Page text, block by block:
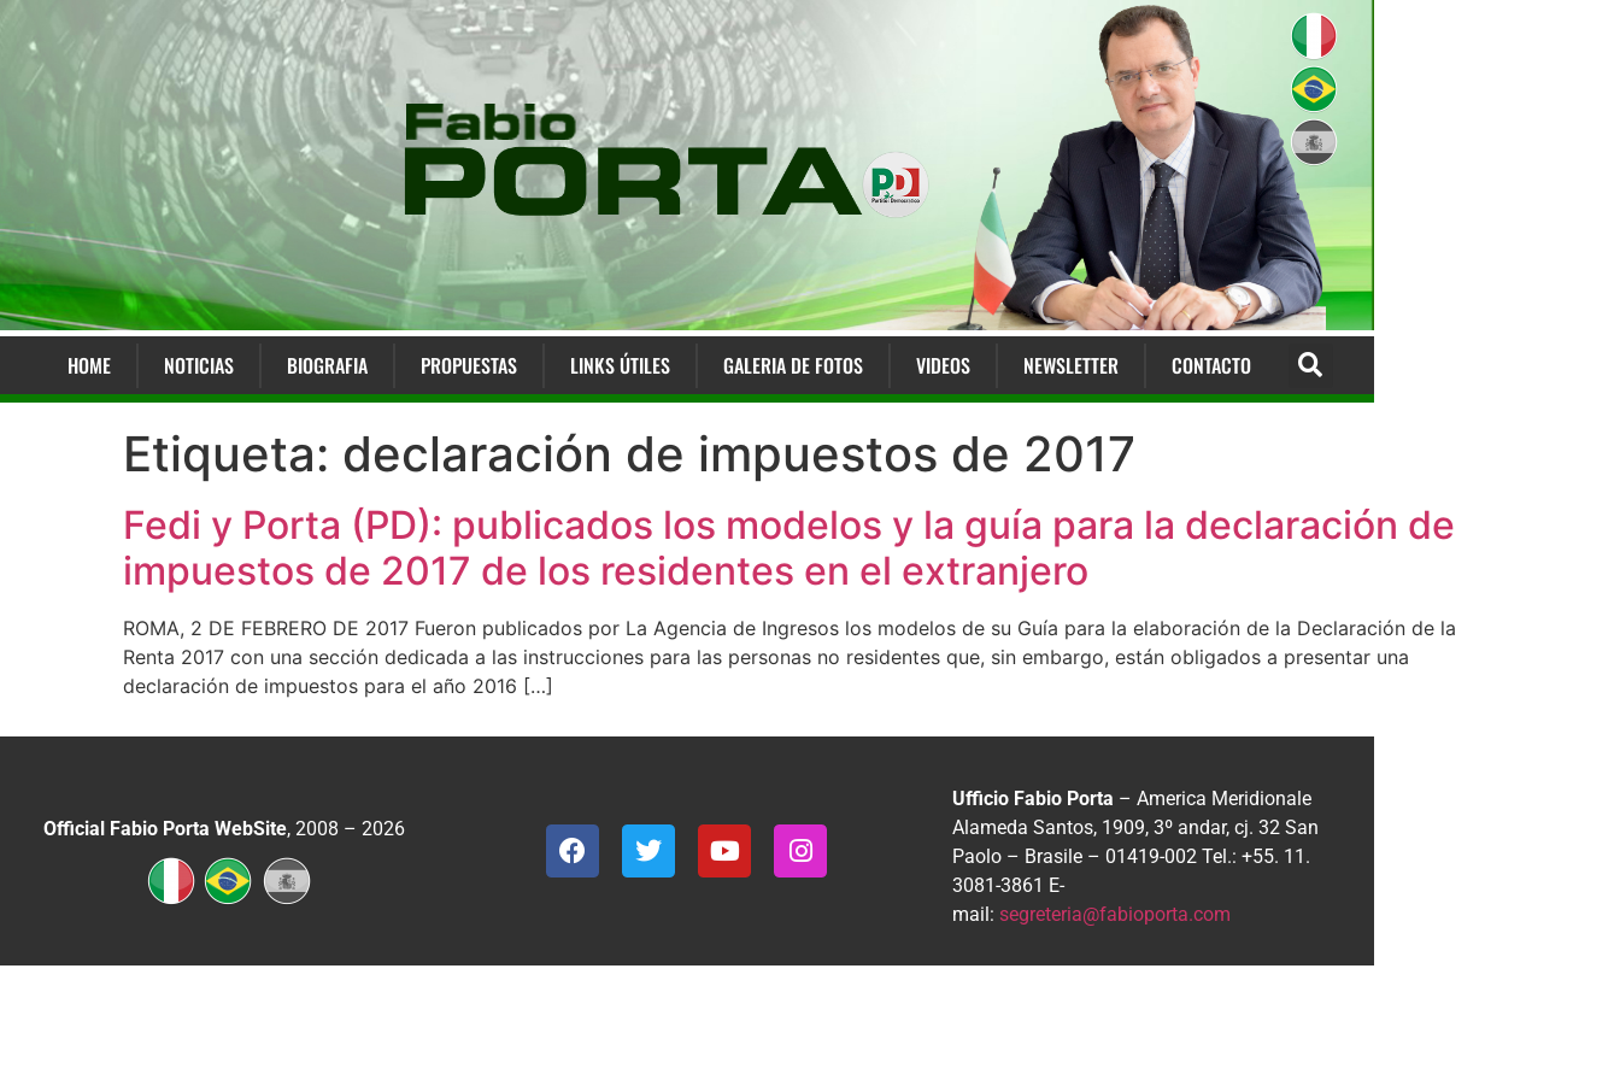
HOME NOTICIAS BIOGRAFIA PROPUESTAS LINKS ÚTILES GALERIA DE FOTOS VIDEOS NEWSLETTER CONTACTO
Etiqueta: declaración de impuestos de 2017
Fedi y Porta (PD): publicados los modelos y la guía para la declaración de
impuestos de 2017 de los residentes en el extranjero
ROMA, 2 DE FEBRERO DE 2017 Fueron publicados por La Agencia de Ingresos los modelos de su Guía para la elaboración de la Declaración de la
Renta 2017 con una sección dedicada a las instrucciones para las personas no residentes que, sin embargo, están obligados a presentar una
declaración de impuestos para el año 2016 […]
Official Fabio Porta WebSite, 2008 – 2026
Ufficio Fabio Porta – America Meridionale
Alameda Santos, 1909, 3º andar, cj. 32 San
Paolo – Brasile – 01419-002 Tel.: +55. 11.
3081-3861 E-
mail: segreteria@fabioporta.com